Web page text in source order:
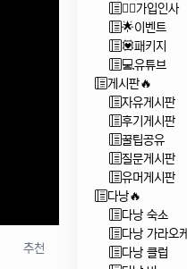
추천
🙇‍♂️가입인사
🌟이벤트
💟패키지
💻유튜브
게시판🔥
자유게시판
후기게시판
꿀팁공유
질문게시판
유머게시판
다낭🔥
다낭 숙소
다낭 가라오케
다낭 클럽